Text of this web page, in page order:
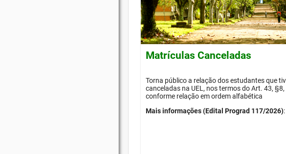
Matrículas Canceladas
Torna público a relação dos estudantes que
canceladas na UEL, nos termos do Art. 43,
conforme relação em ordem alfabética
Mais informações (Edital Prograd 117/2026):